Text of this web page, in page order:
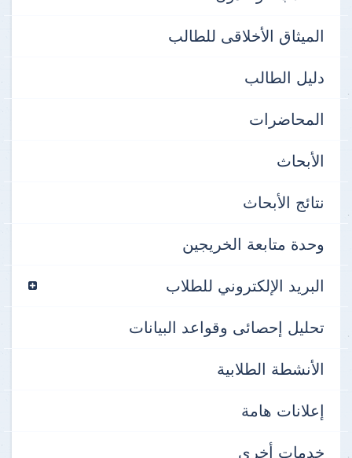
الميثاق الأخلاقى للطالب
دليل الطالب
المحاضرات
الأبحاث
نتائج الأبحاث
وحدة متابعة الخريجين
البريد الإلكتروني للطلاب
تحليل إحصائى وقواعد البيانات
الأنشطة الطلابية
إعلانات هامة
خدمات أخري